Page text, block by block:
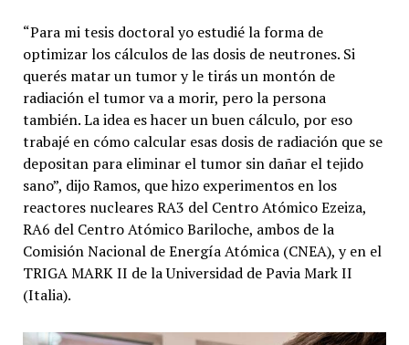
“Para mi tesis doctoral yo estudié la forma de
optimizar los cálculos de las dosis de neutrones. Si
querés matar un tumor y le tirás un montón de
radiación el tumor va a morir, pero la persona
también. La idea es hacer un buen cálculo, por eso
trabajé en cómo calcular esas dosis de radiación que se
depositan para eliminar el tumor sin dañar el tejido
sano”, dijo Ramos, que hizo experimentos en los
reactores nucleares RA3 del Centro Atómico Ezeiza,
RA6 del Centro Atómico Bariloche, ambos de la
Comisión Nacional de Energía Atómica (CNEA), y en el
TRIGA MARK II de la Universidad de Pavia Mark II
(Italia).